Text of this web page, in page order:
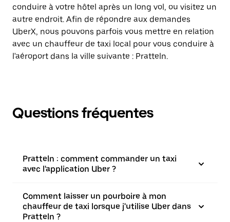
conduire à votre hôtel après un long vol, ou visitez un
autre endroit. Afin de répondre aux demandes
UberX, nous pouvons parfois vous mettre en relation
avec un chauffeur de taxi local pour vous conduire à
l'aéroport dans la ville suivante : Pratteln.
Questions fréquentes
Pratteln : comment commander un taxi
avec l'application Uber ?
Comment laisser un pourboire à mon
chauffeur de taxi lorsque j'utilise Uber dans
Pratteln ?